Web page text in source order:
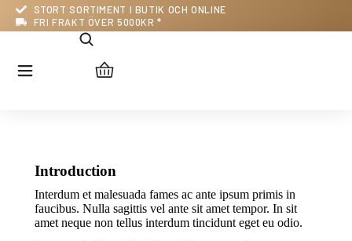
STORT SORTIMENT I BUTIK OCH ONLINE
FRI FRAKT ÖVER 5000KR *
Introduction
Interdum et malesuada fames ac ante ipsum primis in
faucibus. Nulla sagittis vel ante sit amet tempor. In sit
amet neque non tellus interdum tincidunt eget eu odio.